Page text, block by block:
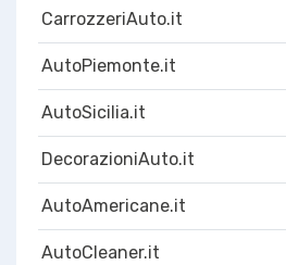
CarrozzeriAuto.it
AutoPiemonte.it
AutoSicilia.it
DecorazioniAuto.it
AutoAmericane.it
AutoCleaner.it